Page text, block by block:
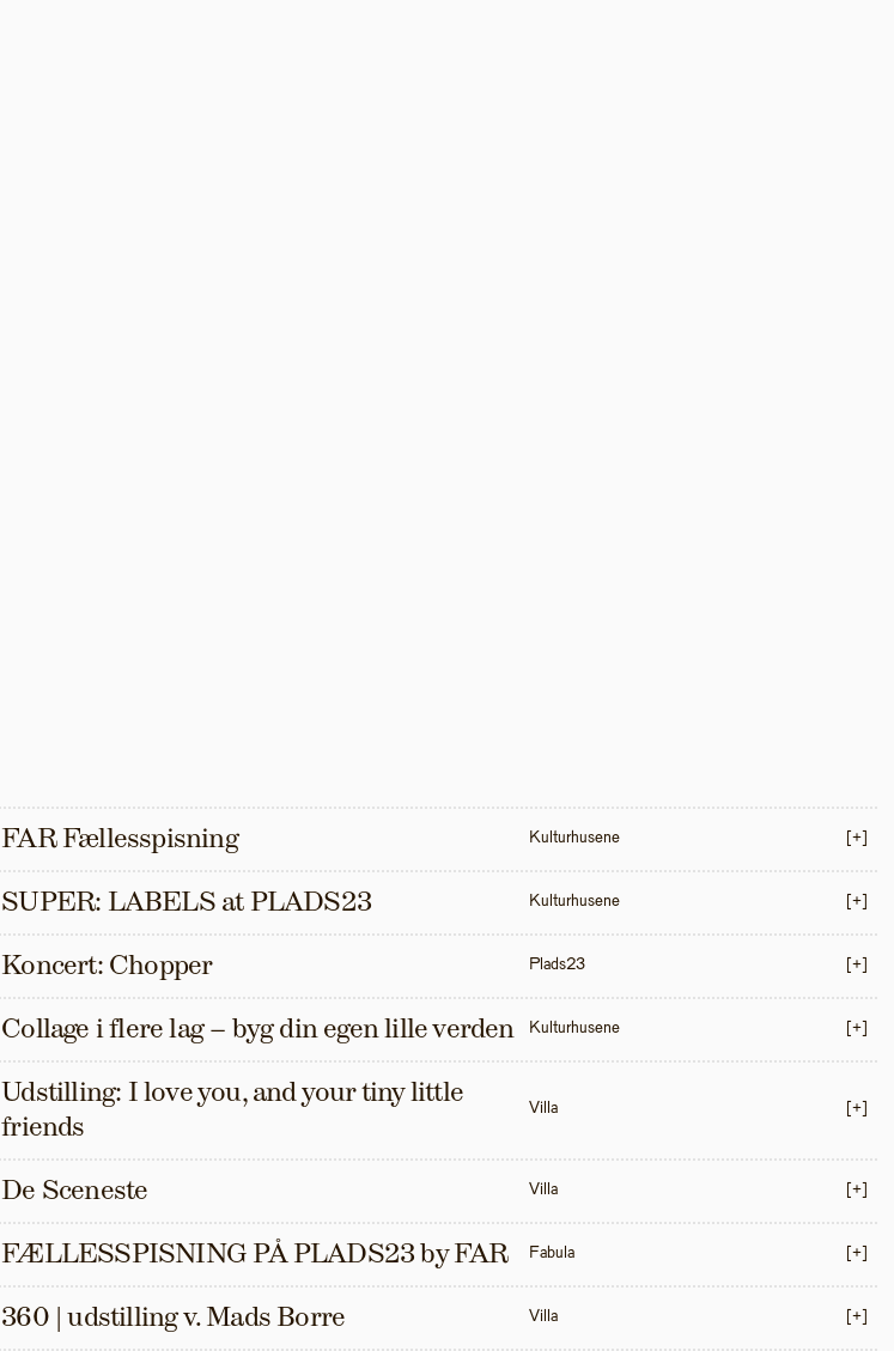
FAR Fællesspisning Kulturhusene [+]
SUPER: LABELS at PLADS23 Kulturhusene [+]
Koncert: Chopper Plads23 [+]
Collage i flere lag – byg din egen lille verden Kulturhusene [+]
Udstilling: I love you, and your tiny little
friends
Villa [+]
De Sceneste Villa [+]
FÆLLESSPISNING PÅ PLADS23 by FAR Fabula [+]
360 | udstilling v. Mads Borre Villa [+]